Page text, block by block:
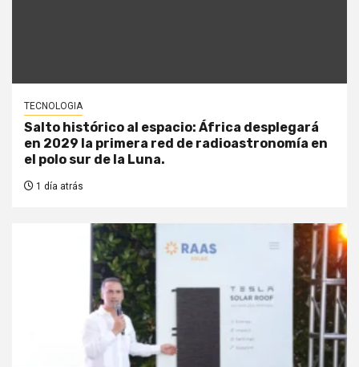
TECNOLOGIA
Salto histórico al espacio: África desplegará
en 2029 la primera red de radioastronomía en
el polo sur de la Luna.
1 día atrás